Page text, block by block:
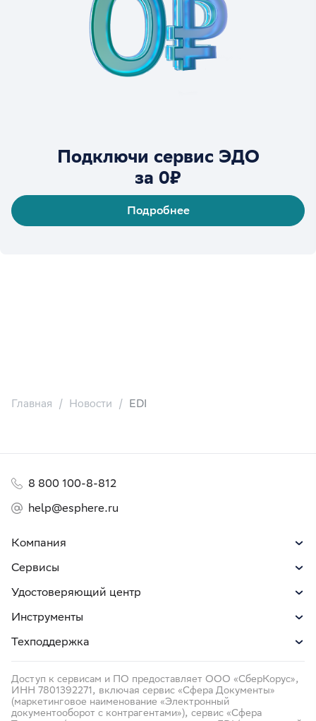
Подключи сервис ЭДО
за 0₽
Подробнее
Главная Новости EDI
Компания
Сервисы
Удостоверяющий центр
Инструменты
Техподдержка
8 800 100-8-812
help@esphere.ru
Доступ к сервисам и ПО предоставляет ООО «СберКорус»,
ИНН 7801392271, включая сервис «Сфера Документы»
(маркетинговое наименование «Электронный
документооборот с контрагентами»), сервис «Сфера